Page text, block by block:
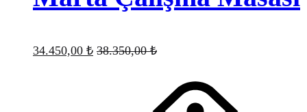
34.450,00 ₺ 38.350,00₺